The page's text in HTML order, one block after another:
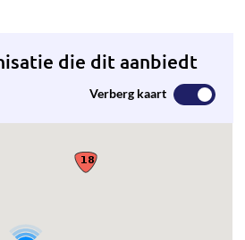
die dit aanbiedt
Verberg kaart